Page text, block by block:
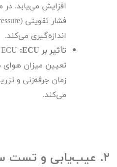
افزایش می‌یابد. در
فشار تقویتی (
اندازه‌گیری می‌کند.
تأثیر بر ECU
:
ECU
تعیین میزان هوای
زمان جرقه‌زنی و
می‌کند.
۲. عیب‌یابی و تست